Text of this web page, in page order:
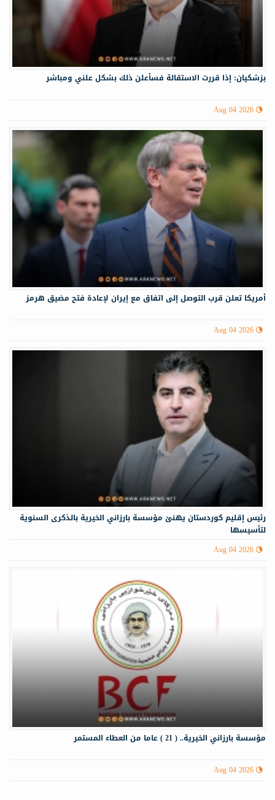
بزشكيان: إذا قررت الاستقالة فسأعلن ذلك بشكل علني ومباشر
Aug 04 2026
أمريكا تعلن قرب التوصل إلى اتفاق مع إيران لإعادة فتح مضيق هرمز
Aug 04 2026
رئيس إقليم كوردستان يهنئ مؤسسة بارزاني الخيرية بالذكرى السنوية
لتأسيسها
Aug 04 2026
مؤسسة بارزاني الخيرية.. ( 21 ) عاما من العطاء المستمر
Aug 04 2026